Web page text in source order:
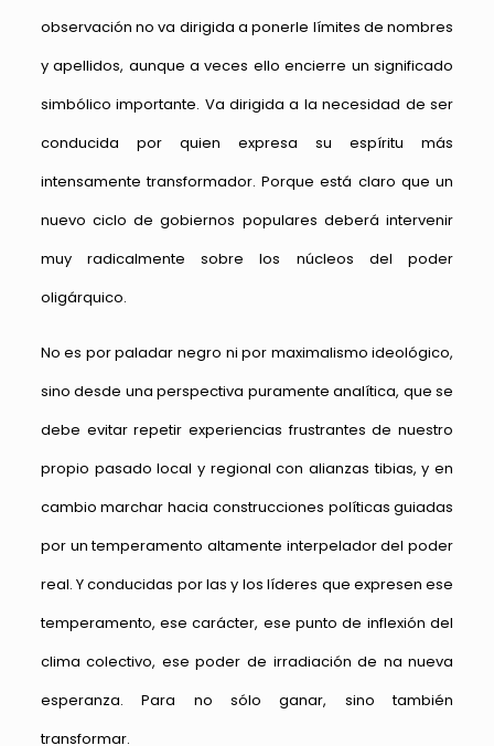
observación no va dirigida a ponerle límites de nombres
y apellidos, aunque a veces ello encierre un significado
simbólico importante. Va dirigida a la necesidad de ser
conducida por quien expresa su espíritu más
intensamente transformador. Porque está claro que un
nuevo ciclo de gobiernos populares deberá intervenir
muy radicalmente sobre los núcleos del poder
oligárquico.
No es por paladar negro ni por maximalismo ideológico,
sino desde una perspectiva puramente analítica, que se
debe evitar repetir experiencias frustrantes de nuestro
propio pasado local y regional con alianzas tibias, y en
cambio marchar hacia construcciones políticas guiadas
por un temperamento altamente interpelador del poder
real. Y conducidas por las y los líderes que expresen ese
temperamento, ese carácter, ese punto de inflexión del
clima colectivo, ese poder de irradiación de na nueva
esperanza. Para no sólo ganar, sino también
transformar.